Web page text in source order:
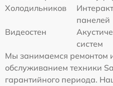
Холодильников
панелей
Видеостен
систем
Мы занимаемся ремонтом
обслуживанием техники
гарантийного периода.